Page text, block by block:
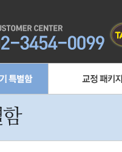
웨딩/유학생/면
치아미백 패키지